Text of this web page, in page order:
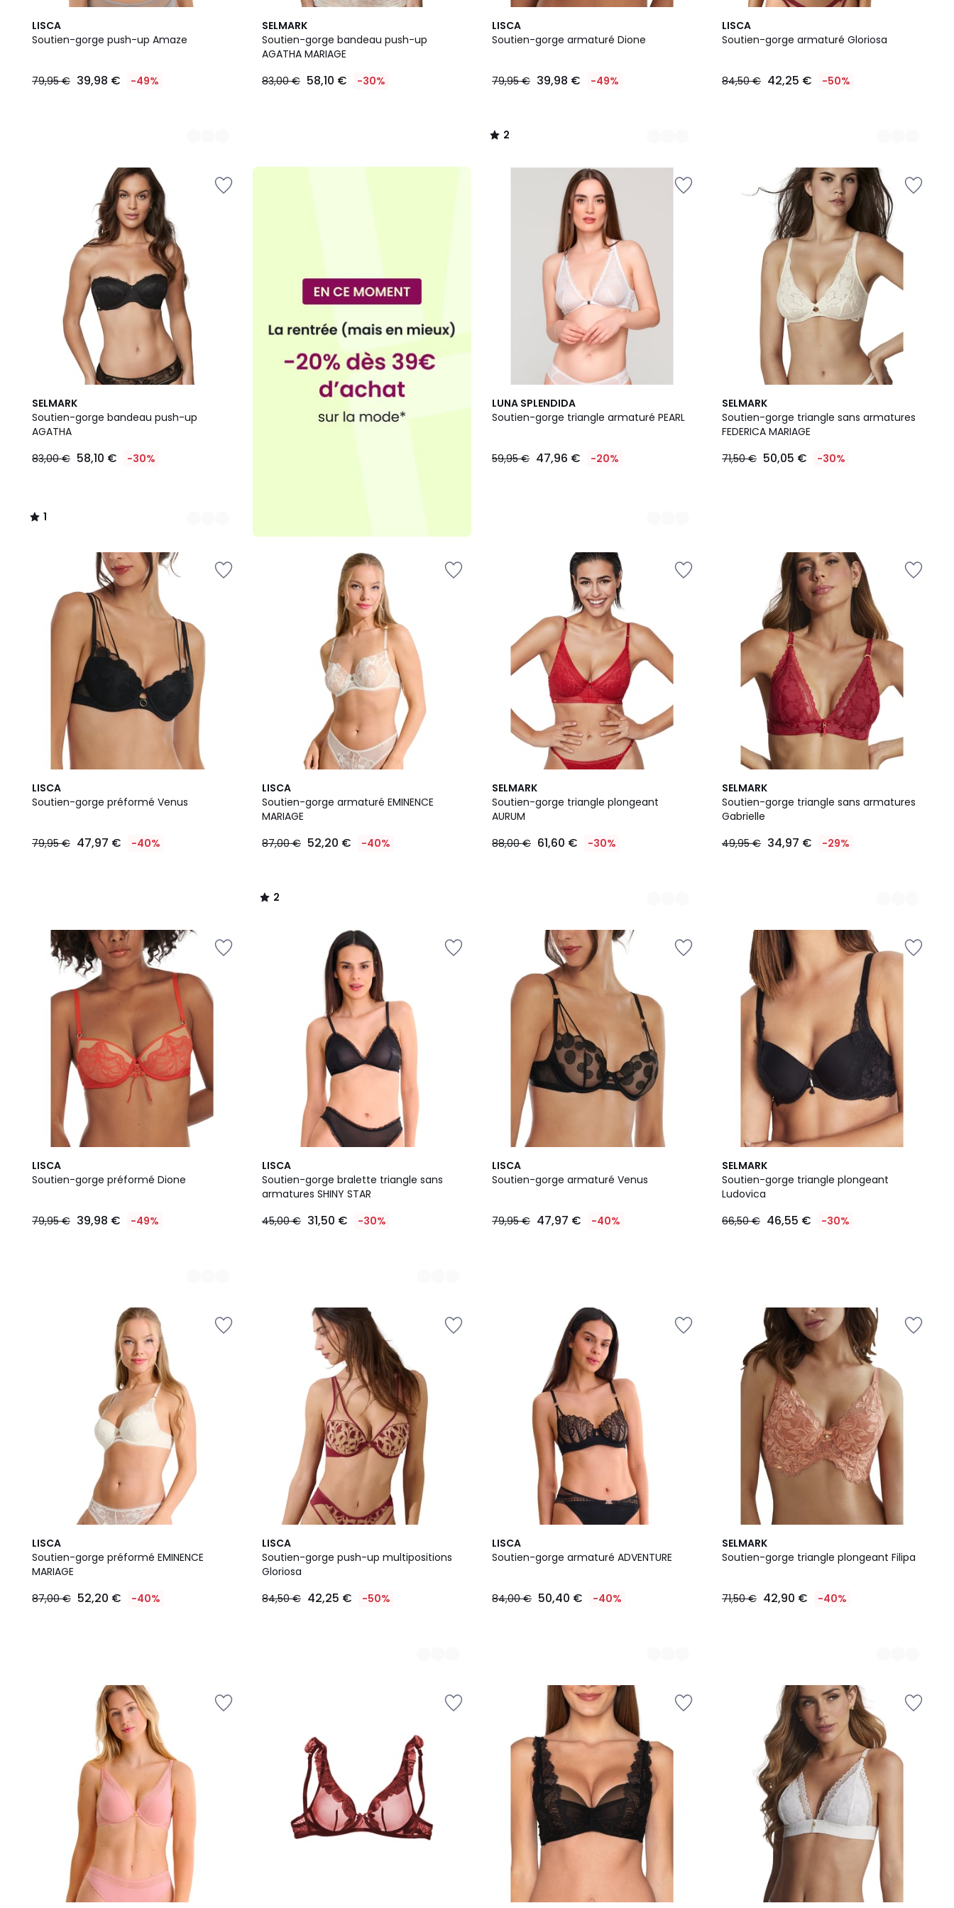
LISCA
Soutien-gorge push-up Amaze
€
79,95 € 39,98 € -49%
2
Couleurs
SELMARK
Soutien-gorge bandeau push-up
AGATHA MARIAGE
83,00 € 58,10 € -30%
LISCA
Soutien-gorge armaturé Dione
79,95 € 39,98 € -49%
2
/
2
Couleurs
2
/
LISCA
Soutien-gorge armaturé Gloriosa
84,50 € 42,25 € -50%
2
Couleurs
SELMARK
Soutien-gorge bandeau push-up
AGATHA
83,00 € 58,10 € -30%
1
/
5
2
Couleurs
1
/
LUNA SPLENDIDA
Soutien-gorge triangle armaturé PEARL
59,95 € 47,96 € -20%
2
Couleurs
SELMARK
Soutien-gorge triangle sans armatures
FEDERICA MARIAGE
71,50 € 50,05 € -30%
LISCA
Soutien-gorge préformé Venus
79,95 € 47,97 € -40%
LISCA
Soutien-gorge armaturé EMINENCE
MARIAGE
87,00 € 52,20 € -40%
2
/
5
2
/
SELMARK
Soutien-gorge triangle plongeant
AURUM
88,00 € 61,60 € -30%
2
Couleurs
SELMARK
Soutien-gorge triangle sans armatures
Gabrielle
49,95 € 34,97 € -29%
5
Couleurs
LISCA
Soutien-gorge préformé Dione
79,95 € 39,98 € -49%
2
Couleurs
LISCA
Soutien-gorge bralette triangle sans
armatures SHINY STAR
45,00 € 31,50 € -30%
2
Couleurs
LISCA
Soutien-gorge armaturé Venus
79,95 € 47,97 € -40%
SELMARK
Soutien-gorge triangle plongeant
Ludovica
66,50 € 46,55 € -30%
LISCA
Soutien-gorge préformé EMINENCE
MARIAGE
87,00 € 52,20 € -40%
LISCA
Soutien-gorge push-up multipositions
Gloriosa
84,50 € 42,25 € -50%
2
Couleurs
LISCA
Soutien-gorge armaturé ADVENTURE
84,00 € 50,40 € -40%
2
Couleurs
SELMARK
Soutien-gorge triangle plongeant Filipa
71,50 € 42,90 € -40%
3
Couleurs